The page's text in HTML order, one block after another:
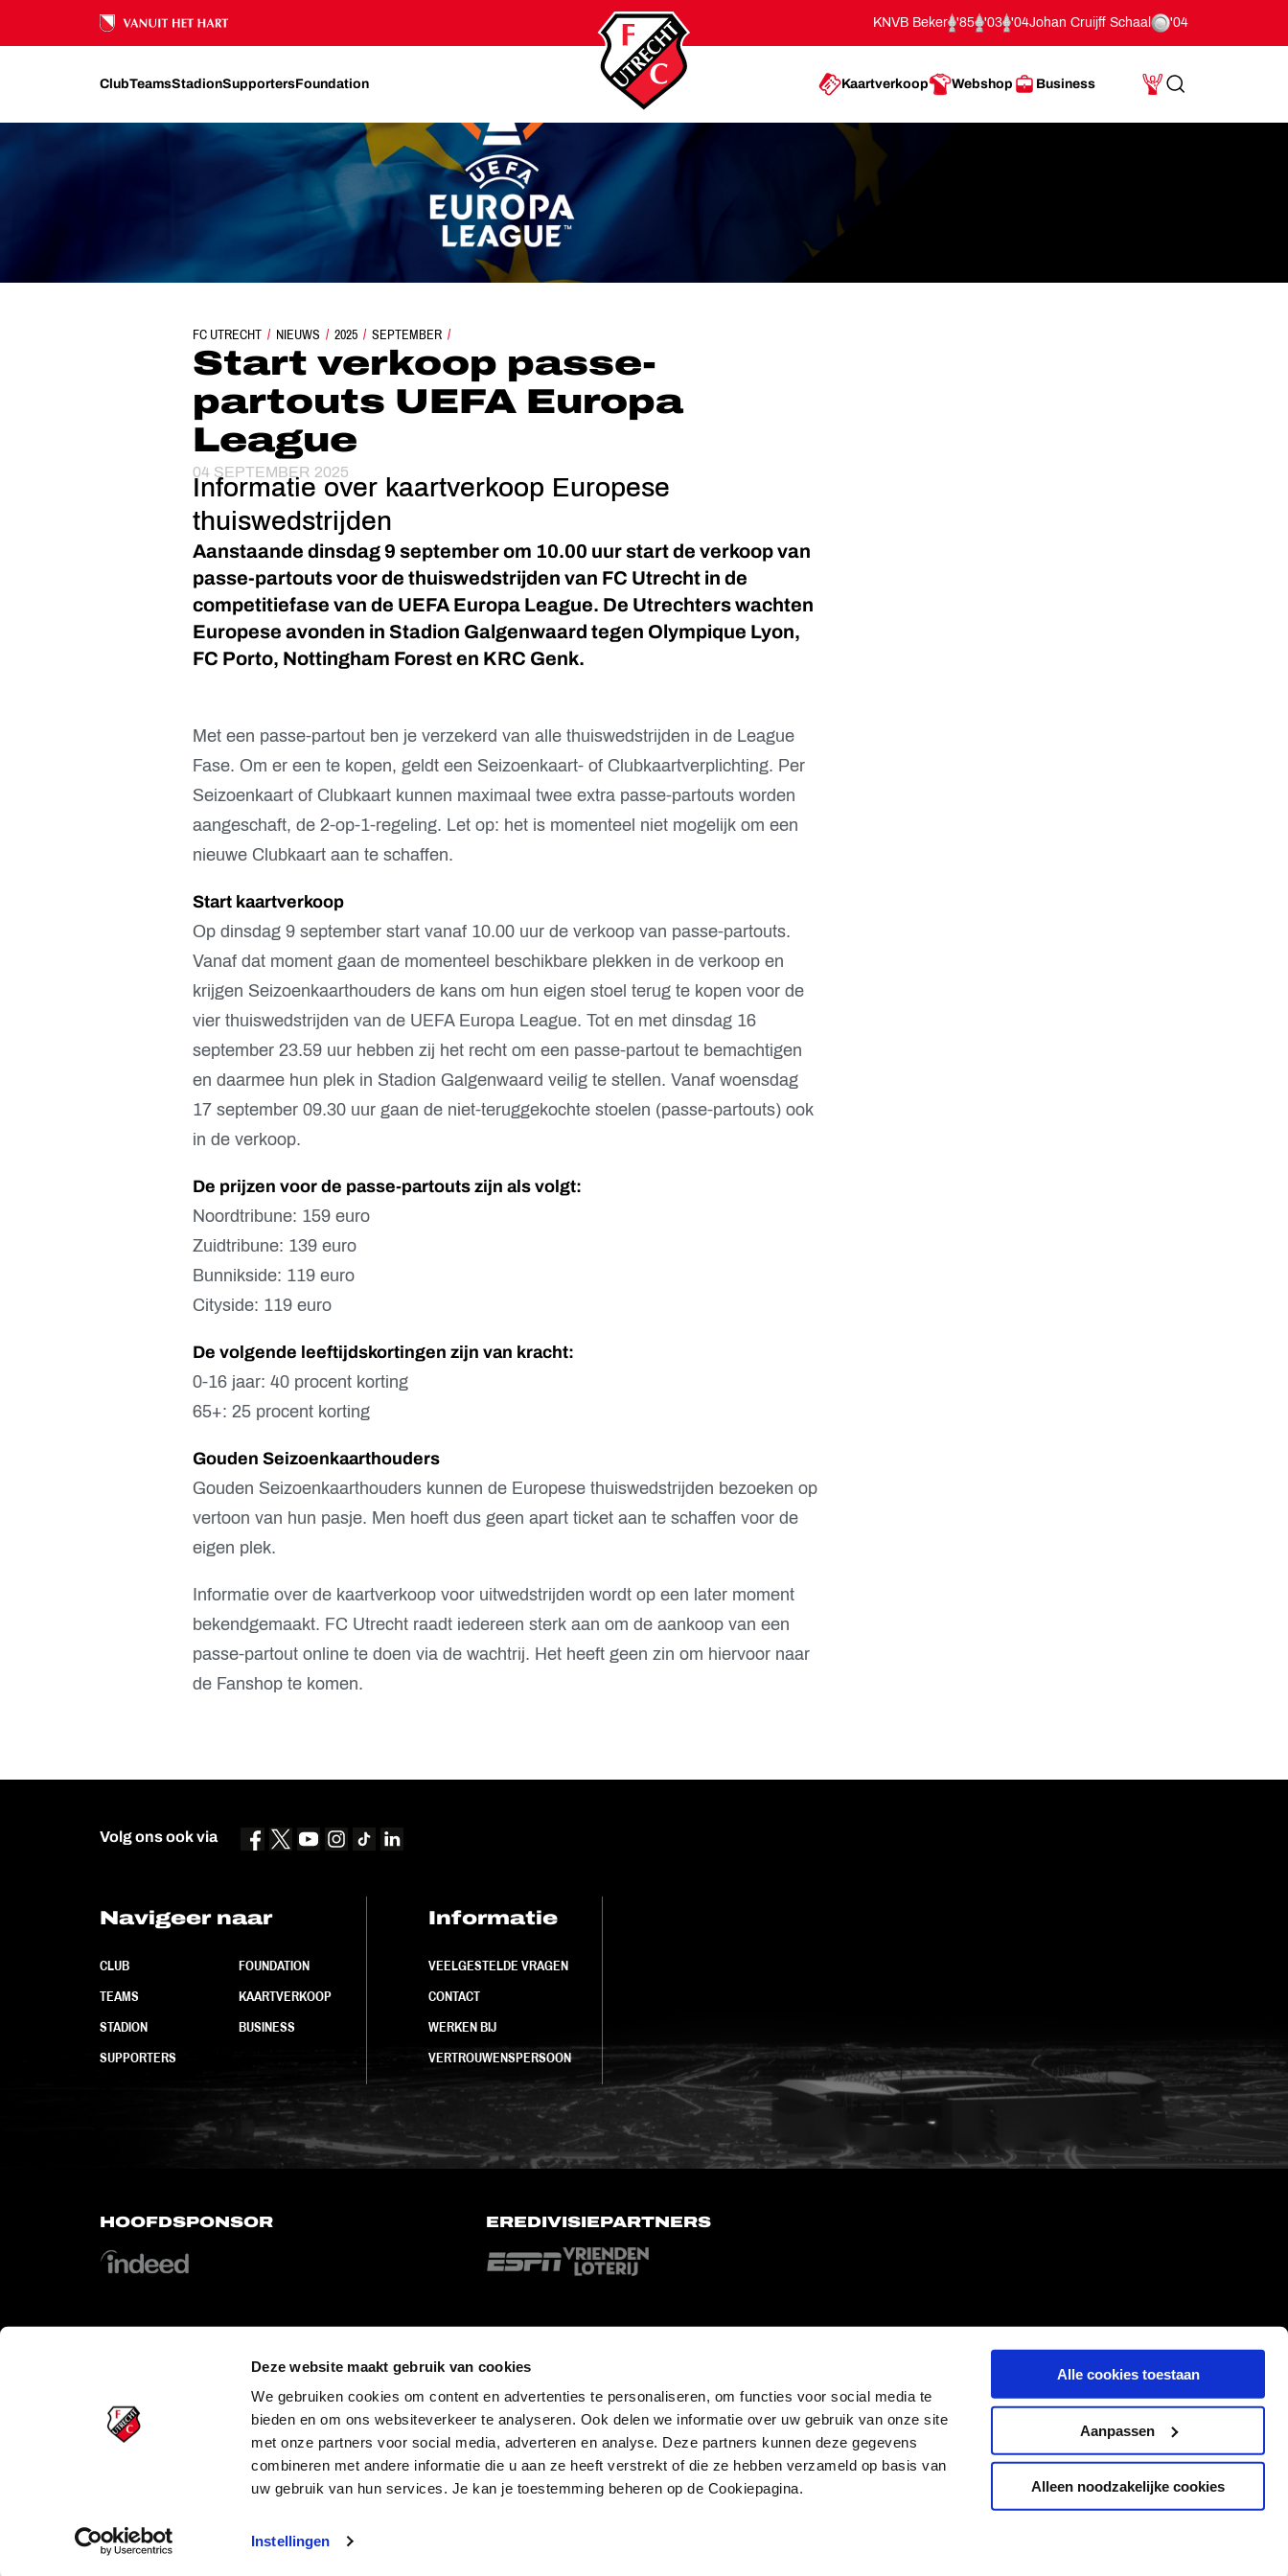
Deze website maakt gebruik van cookies
We gebruiken cookies om content en advertenties te personaliseren, om functies voor social media te
bieden en om ons websiteverkeer te analyseren. Ook delen we informatie over uw gebruik van onze site
met onze partners voor social media, adverteren en analyse. Deze partners kunnen deze gegevens
combineren met andere informatie die u aan ze heeft verstrekt of die ze hebben verzameld op basis van
uw gebruik van hun services. Je kan je toestemming beheren op de Cookiepagina.
Instellingen
Alle cookies toestaan
Aanpassen
Alleen noodzakelijke cookies
Ons nalatenschap
KNVB Beker '85 '03 '04Johan Cruijff Schaal '04
ClubTeamsStadionSupportersFoundation Kaartverkoop Webshop Business
Mijn Account
Search
FC UTRECHT NIEUWS 2025 SEPTEMBER
START VERKOOP PASSE-PARTOUTS UEFA EUROPA LEAGUE
Start verkoop passe-
partouts UEFA Europa
League
04 SEPTEMBER 2025
Informatie over kaartverkoop Europese
thuiswedstrijden
Aanstaande dinsdag 9 september om 10.00 uur start de verkoop van
passe-partouts voor de thuiswedstrijden van FC Utrecht in de
competitiefase van de UEFA Europa League. De Utrechters wachten
Europese avonden in Stadion Galgenwaard tegen Olympique Lyon,
FC Porto, Nottingham Forest en KRC Genk.
Met een passe-partout ben je verzekerd van alle thuiswedstrijden in de League
Fase. Om er een te kopen, geldt een Seizoenkaart- of Clubkaartverplichting. Per
Seizoenkaart of Clubkaart kunnen maximaal twee extra passe-partouts worden
aangeschaft, de 2-op-1-regeling. Let op: het is momenteel niet mogelijk om een
nieuwe Clubkaart aan te schaffen.
Start kaartverkoop
Op dinsdag 9 september start vanaf 10.00 uur de verkoop van passe-partouts.
Vanaf dat moment gaan de momenteel beschikbare plekken in de verkoop en
krijgen Seizoenkaarthouders de kans om hun eigen stoel terug te kopen voor de
vier thuiswedstrijden van de UEFA Europa League. Tot en met dinsdag 16
september 23.59 uur hebben zij het recht om een passe-partout te bemachtigen
en daarmee hun plek in Stadion Galgenwaard veilig te stellen. Vanaf woensdag
17 september 09.30 uur gaan de niet-teruggekochte stoelen (passe-partouts) ook
in de verkoop.
De prijzen voor de passe-partouts zijn als volgt:
Noordtribune: 159 euro
Zuidtribune: 139 euro
Bunnikside: 119 euro
Cityside: 119 euro
De volgende leeftijdskortingen zijn van kracht:
0-16 jaar: 40 procent korting
65+: 25 procent korting
Gouden Seizoenkaarthouders
Gouden Seizoenkaarthouders kunnen de Europese thuiswedstrijden bezoeken op
vertoon van hun pasje. Men hoeft dus geen apart ticket aan te schaffen voor de
eigen plek.
Informatie over de kaartverkoop voor uitwedstrijden wordt op een later moment
bekendgemaakt. FC Utrecht raadt iedereen sterk aan om de aankoop van een
passe-partout online te doen via de wachtrij. Het heeft geen zin om hiervoor naar
de Fanshop te komen.
Volg ons ook via
Navigeer naar
CLUB
TEAMS
STADION
SUPPORTERS
FOUNDATION
KAARTVERKOOP
BUSINESS
Informatie
VEELGESTELDE VRAGEN
CONTACT
WERKEN BIJ
VERTROUWENSPERSOON
HOOFDSPONSOR EREDIVISIEPARTNERS
OFFICIAL PARTNERS
Copyright © 2026 FC Utrecht. Alle rechten voorbehouden.
PLAYER